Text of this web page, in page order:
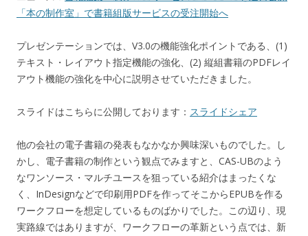
「本の制作室」で書籍組版サービスの受注開始へ
プレゼンテーションでは、V3.0の機能強化ポイントである、(1)
テキスト・レイアウト指定機能の強化、(2) 縦組書籍のPDFレイ
アウト機能の強化を中心に説明させていただきました。
スライドはこちらに公開しております： スライドシェア
他の会社の電子書籍の発表もなかなか興味深いものでした。し
かし、電子書籍の制作という観点でみますと、CAS-UBのよう
なワンソース・マルチユースを狙っている紹介はまったくな
く、InDesignなどで印刷用PDFを作ってそこからEPUBを作る
ワークフローを想定しているものばかりでした。この辺り、現
実路線ではありますが、ワークフローの革新という点では、新